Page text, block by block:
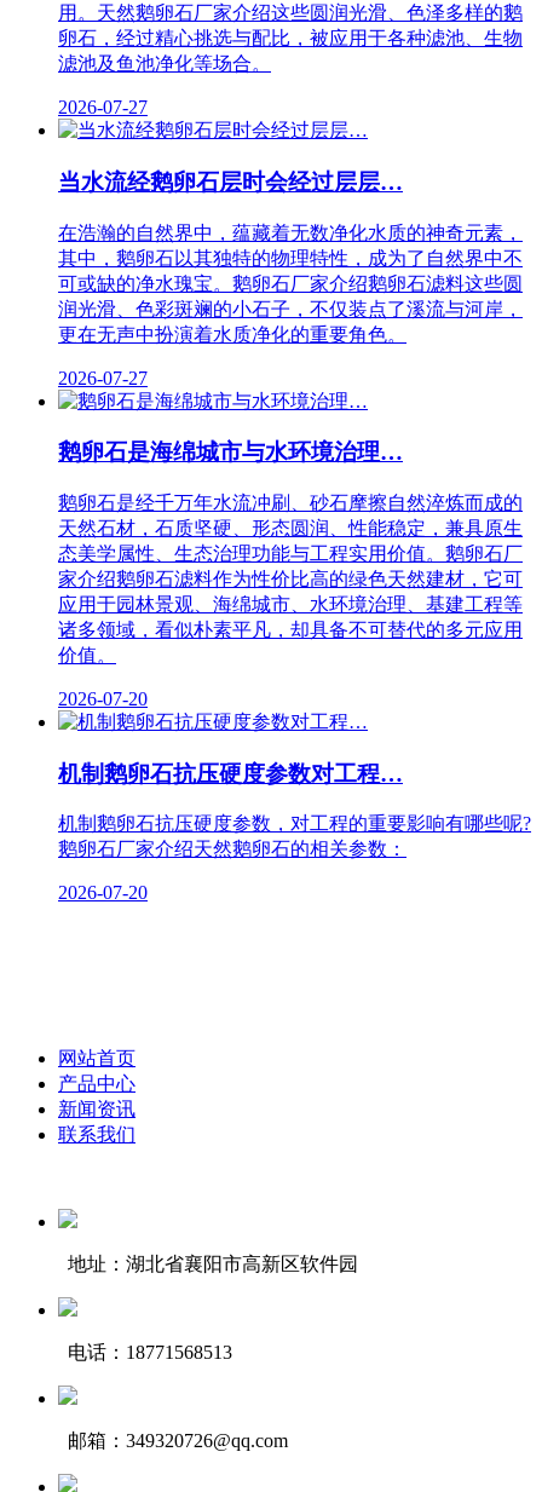
用。天然鹅卵石厂家介绍这些圆润光滑、色泽多样的鹅
卵石，经过精心挑选与配比，被应用于各种滤池、生物
滤池及鱼池净化等场合。
2026-07-27
当水流经鹅卵石层时会经过层层…
在浩瀚的自然界中，蕴藏着无数净化水质的神奇元素，
其中，鹅卵石以其独特的物理特性，成为了自然界中不
可或缺的净水瑰宝。鹅卵石厂家介绍鹅卵石滤料这些圆
润光滑、色彩斑斓的小石子，不仅装点了溪流与河岸，
更在无声中扮演着水质净化的重要角色。
2026-07-27
鹅卵石是海绵城市与水环境治理…
鹅卵石是经千万年水流冲刷、砂石摩擦自然淬炼而成的
天然石材，石质坚硬、形态圆润、性能稳定，兼具原生
态美学属性、生态治理功能与工程实用价值。鹅卵石厂
家介绍鹅卵石滤料作为性价比高的绿色天然建材，它可
应用于园林景观、海绵城市、水环境治理、基建工程等
诸多领域，看似朴素平凡，却具备不可替代的多元应用
价值。
2026-07-20
机制鹅卵石抗压硬度参数对工程…
机制鹅卵石抗压硬度参数，对工程的重要影响有哪些呢?
鹅卵石厂家介绍天然鹅卵石的相关参数：
2026-07-20
网站首页
产品中心
新闻资讯
联系我们
地址：湖北省襄阳市高新区软件园
电话：18771568513
邮箱：349320726@qq.com